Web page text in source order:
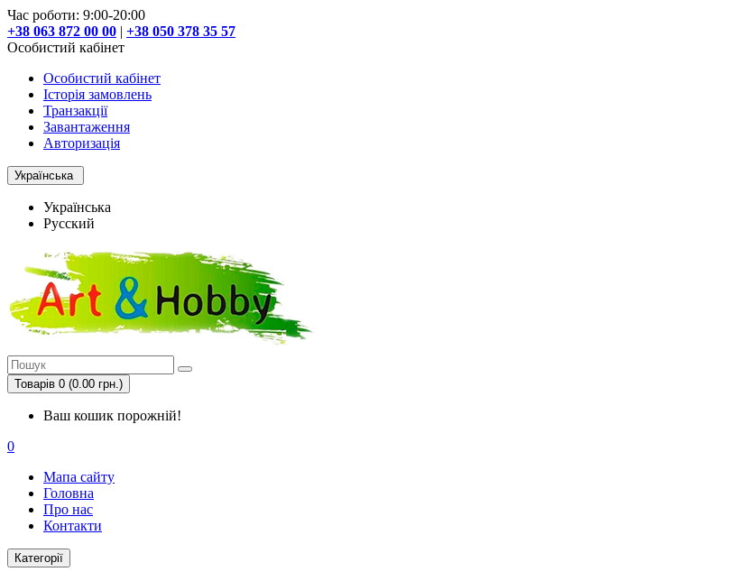
Час роботи: 9:00-20:00
+38 063 872 00 00 | +38 050 378 35 57
Особистий кабінет
Особистий кабінет
Історія замовлень
Транзакції
Завантаження
Авторизація
Українська
Українська
Русский
Товарів 0 (0.00 грн.)
Ваш кошик порожній!
0
Мапа сайту
Головна
Про нас
Контакти
Категорії